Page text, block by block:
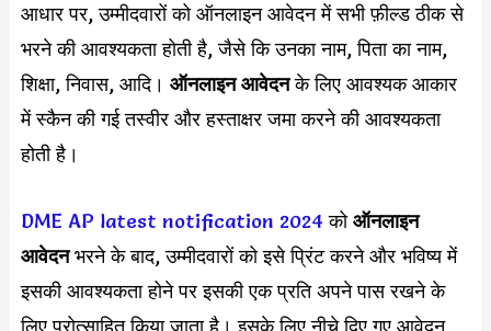
आधार पर, उम्मीदवारों को ऑनलाइन आवेदन में सभी फ़ील्ड ठीक से
भरने की आवश्यकता होती है, जैसे कि उनका नाम, पिता का नाम,
शिक्षा, निवास, आदि। ऑनलाइन आवेदनके लिए आवश्यक आकार
में स्कैन की गई तस्वीर और हस्ताक्षर जमा करने की आवश्यकता
होती है।
DME AP latest notification 2024 कोऑनलाइन
आवेदनभरने के बाद, उम्मीदवारों को इसे प्रिंट करने और भविष्य में
इसकी आवश्यकता होने पर इसकी एक प्रति अपने पास रखने के